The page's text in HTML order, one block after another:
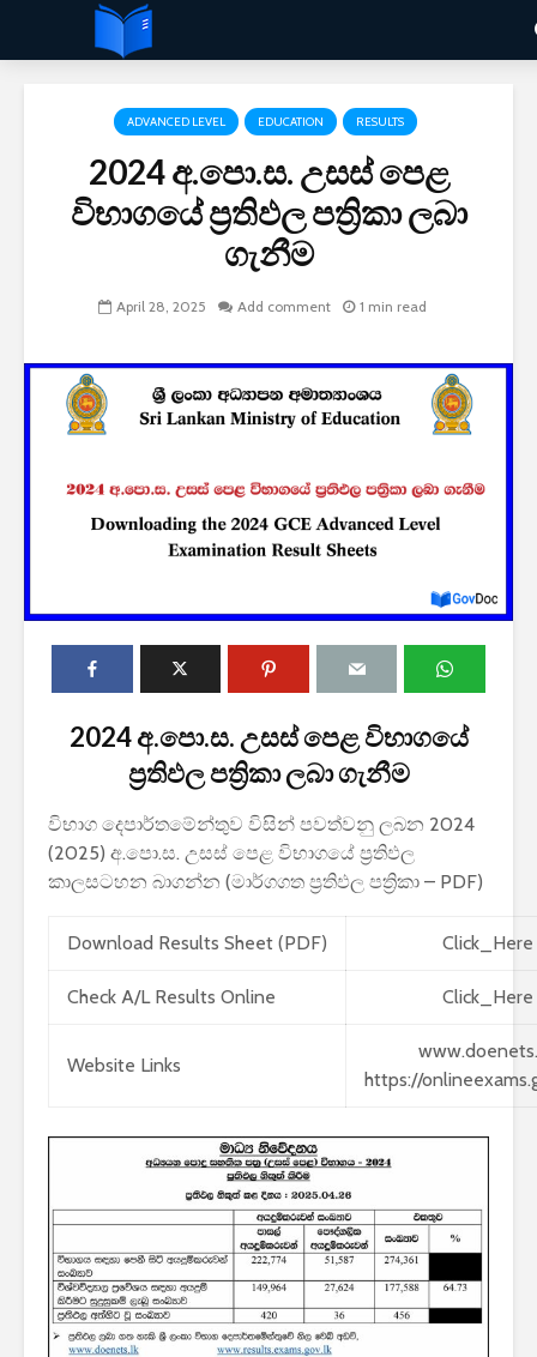
ADVANCED LEVEL EDUCATION RESULTS
2024 අ.පො.ස. උසස් පෙළ
විභාගයේ ප්‍රතිඵල පත්‍රිකා ලබා
ගැනීම
April 28, 2025 Add comment 1 min read
2024 අ.පො.ස. උසස් පෙළ විභාගයේ
ප්‍රතිඵල පත්‍රිකා ලබා ගැනීම
විභාග දෙපාර්තමේන්තුව විසින් පවත්වනු ලබන 2024
(2025) අ.පො.ස. උසස් පෙළ විභාගයේ ප්‍රතිඵල
කාලසටහන බාගන්න (මාර්ගගත ප්‍රතිඵල පත්‍රිකා – PDF)
Download Results Sheet (PDF) Click_Here
Check A/L Results Online Click_Here
Website Links
https://
2027 1 ශ්‍රේණි‌යේ
පාසල් ප්‍රවේශ
චක්‍රලේඛ සහ කෝටා
මාර්ගෝපදේශ නිකුත්
කර ඇත
සහ පුර පසළොස්වක
පොහොය නිවාඩු දින
සහිත ශ්‍රී ලංකා දින
දර්ශනය (2026)
2026 වර්ෂයේ
ඇතුළත් කිරීමේ
චක්‍රලේඛය
මිලියන 1.5 කට අධික